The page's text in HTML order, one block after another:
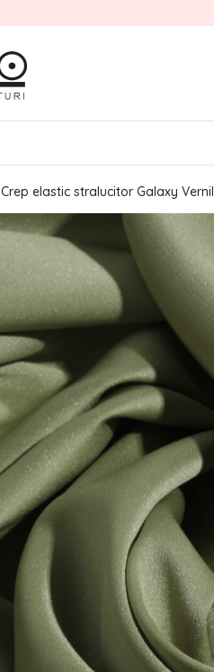
Crep elastic stralucitor Galaxy Vernil